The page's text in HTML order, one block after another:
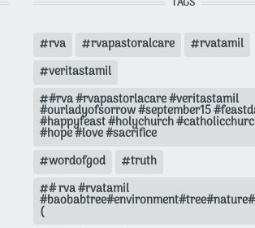
rva rvapastoralcare
rvatamil
veritastamil
#rva #rvapastorlacare #veritastamil
#ourladyofsorrow #september15
#happyfeast #holychurch
#hope #love #sacrifice
wordofgod
truth
# rva #rvatamil
(